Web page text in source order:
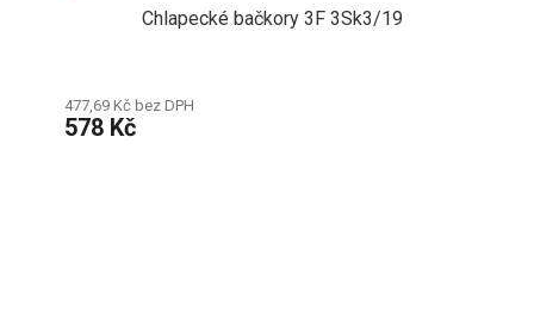
Chlapecké bačkory 3F 3Sk3/19
477,69 Kč bez DPH
578 Kč